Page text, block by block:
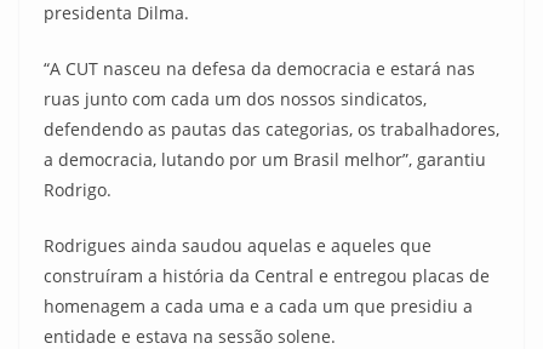
presidenta Dilma.
“A CUT nasceu na defesa da democracia e estará nas
ruas junto com cada um dos nossos sindicatos,
defendendo as pautas das categorias, os trabalhadores,
a democracia, lutando por um Brasil melhor”, garantiu
Rodrigo.
Rodrigues ainda saudou aquelas e aqueles que
construíram a história da Central e entregou placas de
homenagem a cada uma e a cada um que presidiu a
entidade e estava na sessão solene.